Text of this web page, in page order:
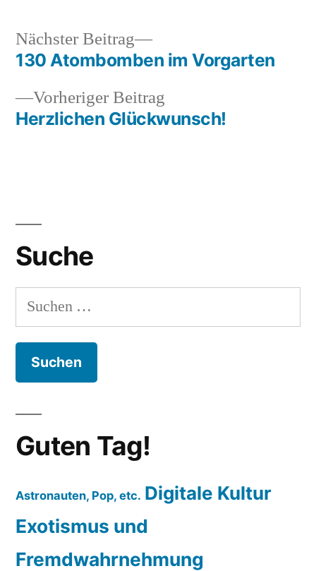
Beitragsnavigation
Vorheriger Beitrag
Beitrag:
Herzlichen Glückwunsch!
Nächster Beitrag
Nächster
Beitrag:
130 Atombomben im Vorgarten
Suche
Suchen
nach:
Guten Tag!
Astronauten, Pop, etc. Digitale Kultur
Exotismus und
Fremdwahrnehmung